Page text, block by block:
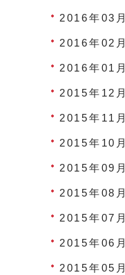
2016年03月
2016年02月
2016年01月
2015年12月
2015年11月
2015年10月
2015年09月
2015年08月
2015年07月
2015年06月
2015年05月